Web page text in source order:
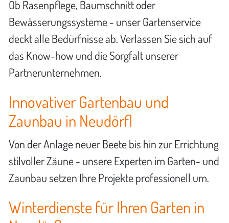
Ob Rasenpflege, Baumschnitt oder
Bewässerungssysteme - unser Gartenservice
deckt alle Bedürfnisse ab. Verlassen Sie sich auf
das Know-how und die Sorgfalt unserer
Partnerunternehmen.
Innovativer Gartenbau und
Zaunbau in Neudörfl
Von der Anlage neuer Beete bis hin zur Errichtung
stilvoller Zäune - unsere Experten im Garten- und
Zaunbau setzen Ihre Projekte professionell um.
Winterdienste für Ihren Garten in